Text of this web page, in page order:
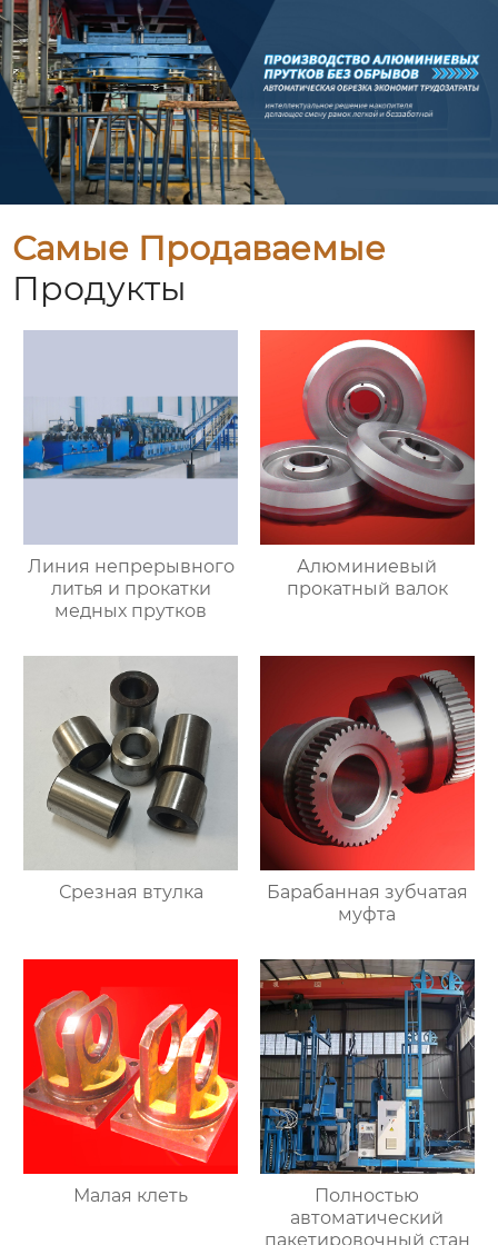
Самые Продаваемые
Продукты
Линия непрерывного
литья и прокатки
медных прутков
Алюминиевый
прокатный валок
Срезная втулка
Барабанная зубчатая
муфта
Малая клеть
Полностью
автоматический
пакетировочный стан